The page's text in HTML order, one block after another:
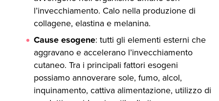
l’invecchiamento. Calo nella produzione di
collagene, elastina e melanina.
Cause esogene: tutti gli elementi esterni che
aggravano e accelerano l’invecchiamento
cutaneo. Tra i principali fattori esogeni
possiamo annoverare sole, fumo, alcol,
inquinamento, cattiva alimentazione, utilizzo di